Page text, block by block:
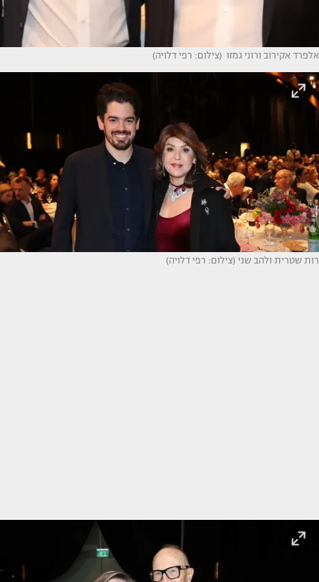
אלפרד אקירוב ורוני גמזו (צילום: רפי דלויה)
רות שטרית ולהב שני (צילום: רפי דלויה)